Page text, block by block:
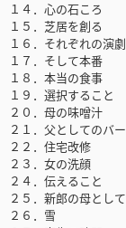
１４．心の石ころ
１５．芝居を創る
１６．それぞれの演劇
１７．そして本番
１８．本当の食事
１９．選択すること
２０．母の味噌汁
２１．父としてのバ
２２．住宅改修
２３．女の洗顔
２４．伝えること
２５．新郎の母として
２６．雪